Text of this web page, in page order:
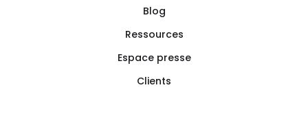
Blog
Ressources
Espace presse
Clients